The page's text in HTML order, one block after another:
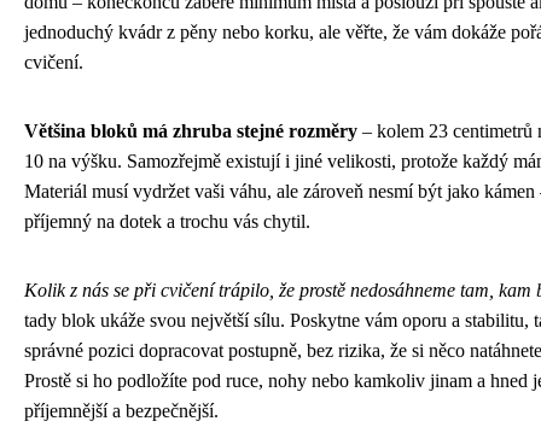
jednoduchý kvádr z pěny nebo korku, ale věřte, že vám dokáže
cvičení.
Většina bloků má zhruba stejné rozměry – kolem 23 centimetrů
10 na výšku. Samozřejmě existují i jiné velikosti, protože každý
Materiál musí vydržet vaši váhu, ale zároveň nesmí být jako
příjemný na dotek a trochu vás chytil.
Kolik z nás se při cvičení trápilo, že prostě nedosáhneme tam, kam
tady blok ukáže svou největší sílu. Poskytne vám oporu a stabilitu,
správné pozici dopracovat postupně, bez rizika, že si něco
Prostě si ho podložíte pod ruce, nohy nebo kamkoliv jinam a hned
příjemnější a bezpečnější.